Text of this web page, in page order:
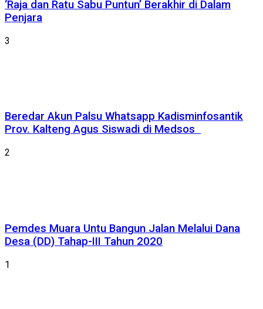
‘Raja dan Ratu Sabu Puntun’ Berakhir di Dalam
Penjara
3
Beredar Akun Palsu Whatsapp Kadisminfosantik
Prov. Kalteng Agus Siswadi di Medsos
2
Pemdes Muara Untu Bangun Jalan Melalui Dana
Desa (DD) Tahap-III Tahun 2020
1